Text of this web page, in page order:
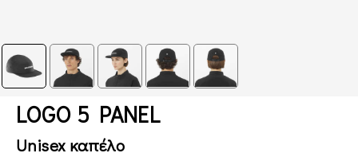
LOGO 5 PANEL
Unisex καπέλο